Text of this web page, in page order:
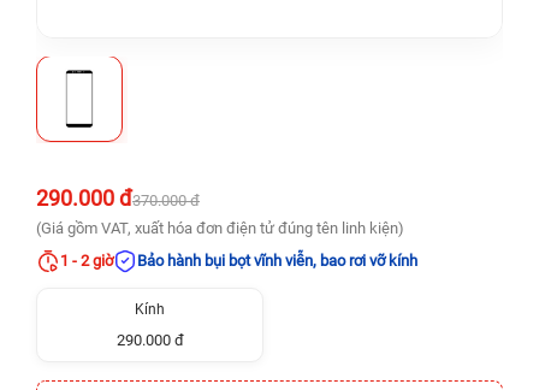
290.000 đ370.000 đ
(Giá gồm VAT, xuất hóa đơn điện tử đúng tên linh kiện)
1 - 2 giờ
Bảo hành bụi bọt vĩnh viễn, bao rơi vỡ kính
Kính
290.000 đ